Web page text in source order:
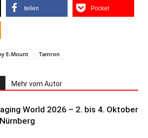
teilen Pocket
E-Mount Tamron
Mehr vom Autor
World 2026 – 2. bis 4. Oktober